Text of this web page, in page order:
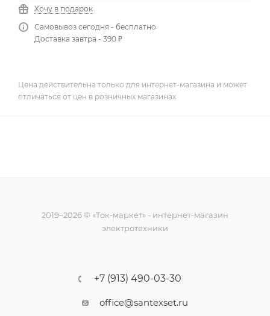
Хочу в подарок
Самовывоз сегодня - бесплатно
Доставка завтра - 390 ₽
Цена действительна только для интернет-магазина и может
отличаться от цен в розничных магазинах
2019–2026 © «Ток-маркет» - интернет-магазин
электротехники
+7 (913) 490-03-30
office@santexset.ru